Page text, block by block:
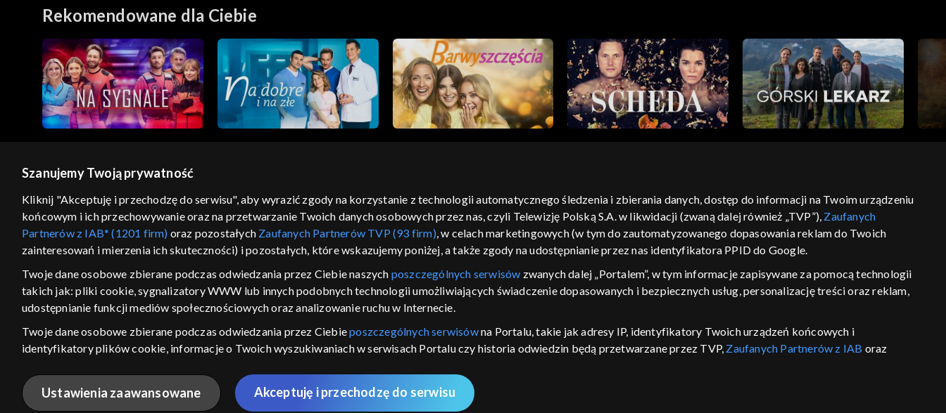
Rekomendowane dla Ciebie
GEOLOKALIZACJA
ŁĄCZYSZ SIĘ SPOZA POLSKI
Kraj, z którego się łączysz, to Stany Zjednoczone ,
w związku z czym część tytułów na platformie TVP
materiały możesz obejrzeć.
regulamin serwisu cennik polityka prywatności moje zgody pomoc kontakt voucher dostępność informacje o dostawcy usług
Szanujemy Twoją prywatność
Kliknij "Akceptuję i przechodzę do serwisu", aby wyrazić zgody na korzystanie z technologii automatycznego śledzenia i zbierania danych, dostęp do informacji na Twoim urządzeniu
końcowym i ich przechowywanie oraz na przetwarzanie Twoich danych osobowych przez nas, czyli Telewizję Polską S.A. w likwidacji (zwaną dalej również „TVP”), Zaufanych
Partnerów z IAB* (1201 firm) oraz pozostałych Zaufanych Partnerów TVP (93 firm), w celach marketingowych (w tym do zautomatyzowanego dopasowania reklam do Twoich
zainteresowań i mierzenia ich skuteczności) i pozostałych, które wskazujemy poniżej, a także zgody na udostępnianie przez nas identyfikatora PPID do Google.
Twoje dane osobowe zbierane podczas odwiedzania przez Ciebie naszych poszczególnych serwisów zwanych dalej „Portalem”, w tym informacje zapisywane za pomocą technologii
takich jak: pliki cookie, sygnalizatory WWW lub innych podobnych technologii umożliwiających świadczenie dopasowanych i bezpiecznych usług, personalizację treści oraz reklam,
udostępnianie funkcji mediów społecznościowych oraz analizowanie ruchu w Internecie.
Twoje dane osobowe zbierane podczas odwiedzania przez Ciebieposzczególnych serwisówna Portalu, takie jak adresy IP, identyfikatory Twoich urządzeń końcowych i
identyfikatory plików cookie, informacje o Twoich wyszukiwaniach w serwisach Portalu czy historia odwiedzin będą przetwarzane przez TVP, Zaufanych Partnerów z IAB oraz
wyboru spersonalizowanych reklam, tworzenia profilu spersonalizowanych reklam, tworzenia profilu spersonalizowanych treści, wyboru spersonalizowanych treści, pomiaru
wydajności reklam, pomiaru wydajności treści, stosowania badań rynkowych w celu generowania opinii odbiorców, opracowywania i ulepszania produktów, zapewnienia
Ustawienia zaawansowane Akceptuję i przechodzę do serwisu